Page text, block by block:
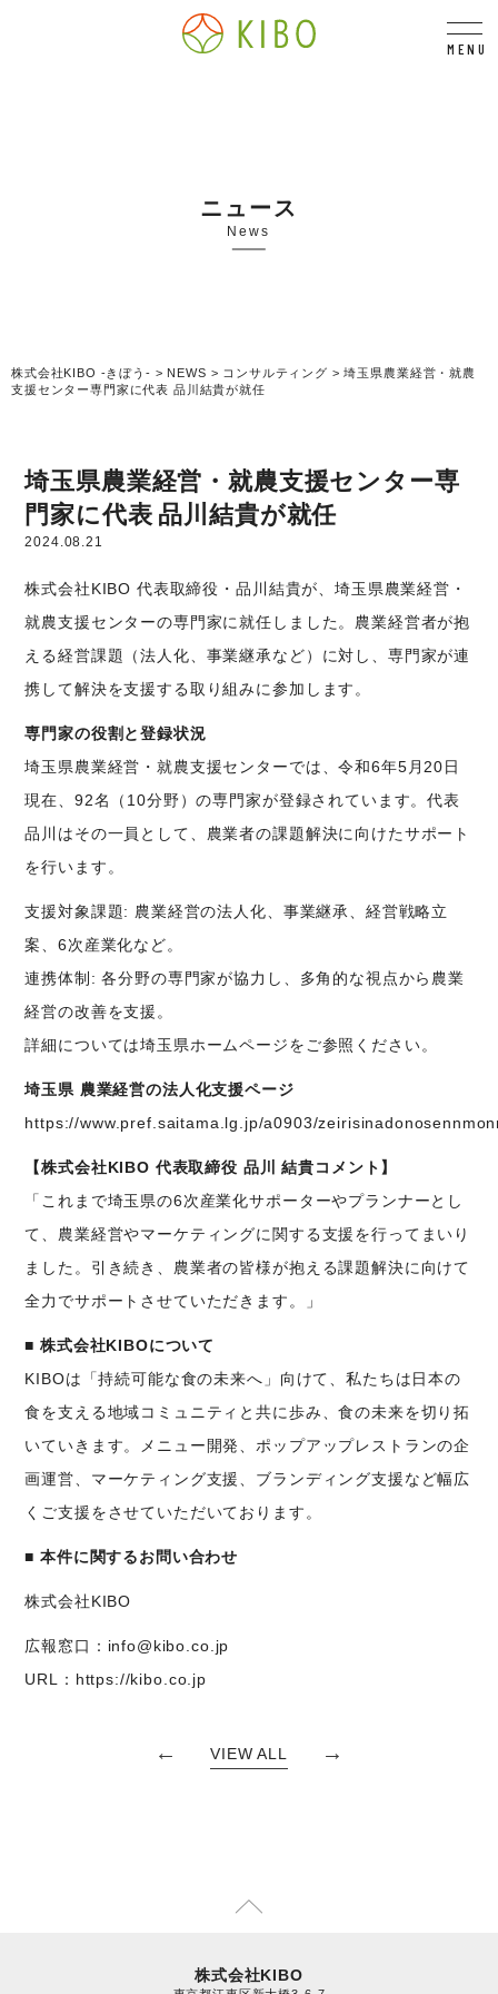
MENU
ニュース
News
株式会社KIBO -きぼう- > NEWS > コンサルティング >埼玉県農業経営・就農
支援センター専門家に代表 品川結貴が就任
埼玉県農業経営・就農支援センター専
門家に代表 品川結貴が就任
2024.08.21
株式会社KIBO 代表取締役・品川結貴が、埼玉県農業経営・
就農支援センターの専門家に就任しました。農業経営者が抱
える経営課題（法人化、事業継承など）に対し、専門家が連
携して解決を支援する取り組みに参加します。
専門家の役割と登録状況
埼玉県農業経営・就農支援センターでは、令和6年5月20日
現在、92名（10分野）の専門家が登録されています。代表
品川はその一員として、農業者の課題解決に向けたサポート
を行います。
支援対象課題: 農業経営の法人化、事業継承、経営戦略立
案、6次産業化など。
連携体制: 各分野の専門家が協力し、多角的な視点から農業
経営の改善を支援。
詳細については埼玉県ホームページをご参照ください。
埼玉県 農業経営の法人化支援ページ
https://www.pref.saitama.lg.jp/a0903/
【株式会社KIBO 代表取締役 品川 結貴コメント】
「これまで埼玉県の6次産業化サポーターやプランナーとし
て、農業経営やマーケティングに関する支援を行ってまいり
ました。引き続き、農業者の皆様が抱える課題解決に向けて
全力でサポートさせていただきます。」
■ 株式会社KIBOについて
KIBOは「持続可能な食の未来へ」向けて、私たちは日本の
食を支える地域コミュニティと共に歩み、食の未来を切り拓
いていきます。メニュー開発、ポップアップレストランの企
画運営、マーケティング支援、ブランディング支援など幅広
くご支援をさせていただいております。
■ 本件に関するお問い合わせ
株式会社KIBO
広報窓口：info@kibo.co.jp
URL：https://kibo.co.jp
← VIEW ALL →
株式会社KIBO